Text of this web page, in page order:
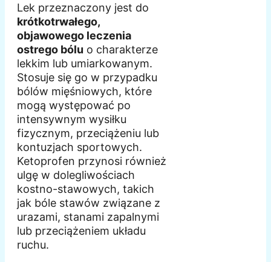
Lek przeznaczony jest do
krótkotrwałego,
objawowego leczenia
ostrego bólu o charakterze
lekkim lub umiarkowanym.
Stosuje się go w przypadku
bólów mięśniowych, które
mogą występować po
intensywnym wysiłku
fizycznym, przeciążeniu lub
kontuzjach sportowych.
Ketoprofen przynosi również
ulgę w dolegliwościach
kostno-stawowych, takich
jak bóle stawów związane z
urazami, stanami zapalnymi
lub przeciążeniem układu
ruchu.